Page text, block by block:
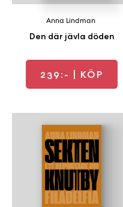
Den där jävla döden
Anna Lindman
239:- | KÖP